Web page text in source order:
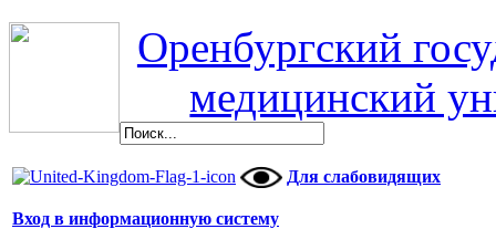
Оренбургский
медицинский
Для слабовидящих
Вход в информационную систему